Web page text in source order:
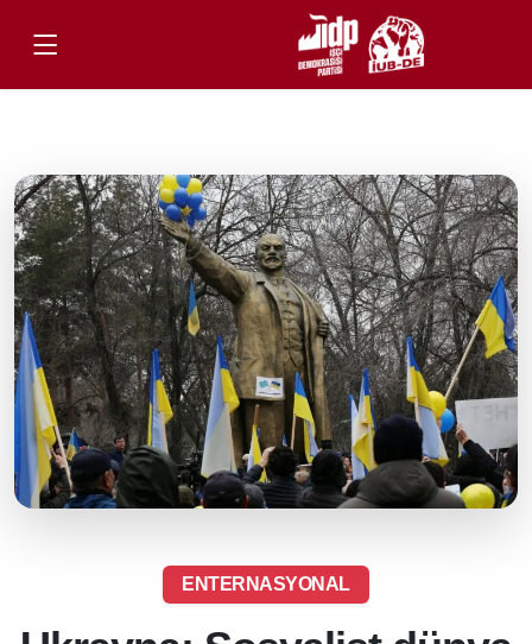
ENTERNASYONAL